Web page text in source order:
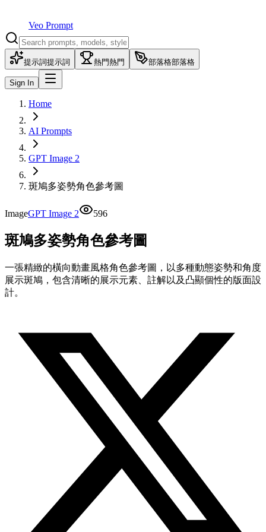
Veo Prompt
提示詞提示詞 熱門熱門 部落格部落格
Sign In
Home
AI Prompts
GPT Image 2
斑鳩多姿勢角色參考圖
ImageGPT Image 2 596
斑鳩多姿勢角色參考圖
一張精緻的橫向動畫風格角色參考圖，以多種動態姿勢和角度
展示斑鳩，包含清晰的展示元素、註解以及凸顯個性的版面設
計。